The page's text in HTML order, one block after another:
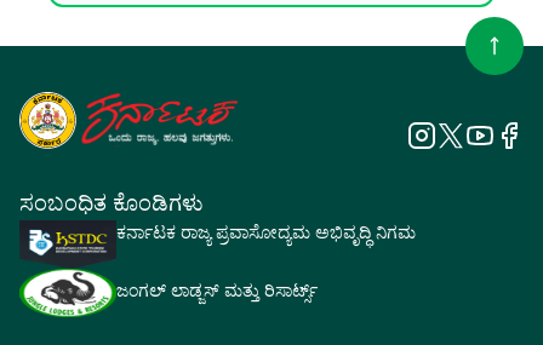
ಸಂಬಂಧಿತ ಕೊಂಡಿಗಳು
ಕರ್ನಾಟಕ ರಾಜ್ಯ ಪ್ರವಾಸೋದ್ಯಮ ಅಭಿವೃದ್ಧಿ ನಿಗಮ
ಜಂಗಲ್ ಲಾಡ್ಜಸ್ ಮತ್ತು ರಿಸಾರ್ಟ್ಸ್